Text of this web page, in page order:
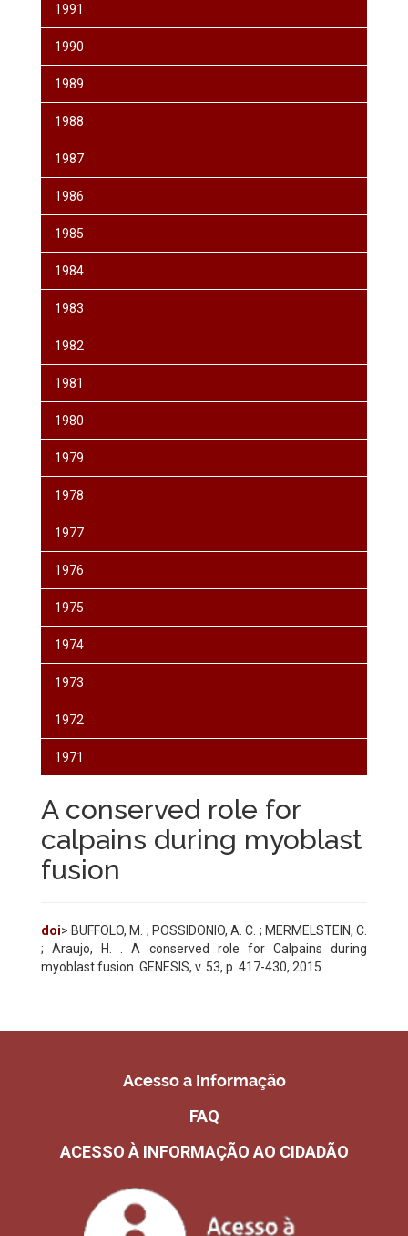
1991
1990
1989
1988
1987
1986
1985
1984
1983
1982
1981
1980
1979
1978
1977
1976
1975
1974
1973
1972
1971
A conserved role for
calpains during myoblast
fusion
doi> BUFFOLO, M. ; POSSIDONIO, A. C. ; MERMELSTEIN, C.
; Araujo, H. . A conserved role for Calpains during
myoblast fusion. GENESIS, v. 53, p. 417-430, 2015
Acesso a Informação
FAQ
ACESSO À INFORMAÇÃO AO CIDADÃO